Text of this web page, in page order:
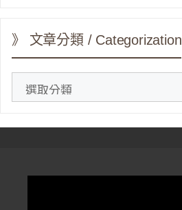
》 文章分類 / Categorization
分